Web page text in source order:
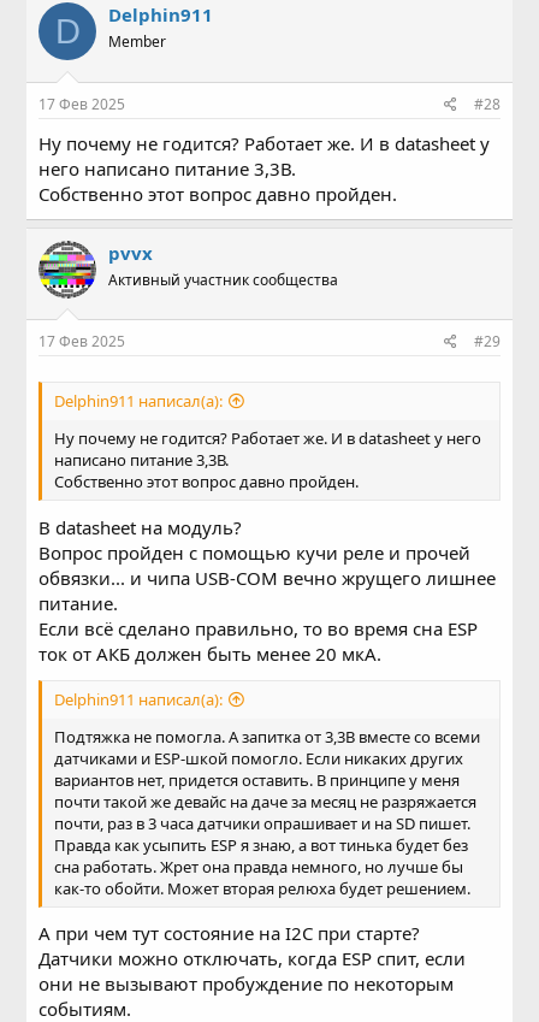
D Delphin911
Member
17 Фев 2025 #28
Ну почему не годится? Работает же. И в datasheet у
него написано питание 3,3В.
Собственно этот вопрос давно пройден.
pvvx
Активный участник сообщества
17 Фев 2025 #29
Delphin911 написал(а):
Ну почему не годится? Работает же. И в datasheet у него
написано питание 3,3В.
Собственно этот вопрос давно пройден.
В datasheet на модуль?
Вопрос пройден с помощью кучи реле и прочей
обвязки... и чипа USB-COM вечно жрущего лишнее
питание.
Если всё сделано правильно, то во время сна ESP
ток от АКБ должен быть менее 20 мкА.
Delphin911 написал(а):
Подтяжка не помогла. А запитка от 3,3В вместе со всеми
датчиками и ESP-шкой помогло. Если никаких других
вариантов нет, придется оставить. В принципе у меня
почти такой же девайс на даче за месяц не разряжается
почти, раз в 3 часа датчики опрашивает и на SD пишет.
Правда как усыпить ESP я знаю, а вот тинька будет без
сна работать. Жрет она правда немного, но лучше бы
как-то обойти. Может вторая релюха будет решением.
А при чем тут состояние на I2C при старте?
Датчики можно отключать, когда ESP спит, если
они не вызывают пробуждение по некоторым
событиям.